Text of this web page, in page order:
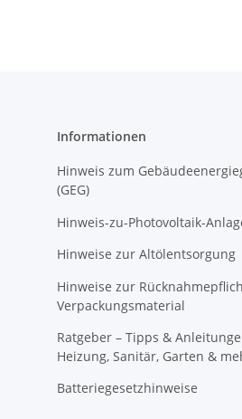
Informationen
Hinweis zum
(GEG)
Hinweis-zu-Photovoltaik-
Hinweise zur Altölentsorgung
Hinweise zur
Verpackungsmaterial
Ratgeber – Tipps &
Heizung, Sanitär, Garten &
Batteriegesetzhinweise